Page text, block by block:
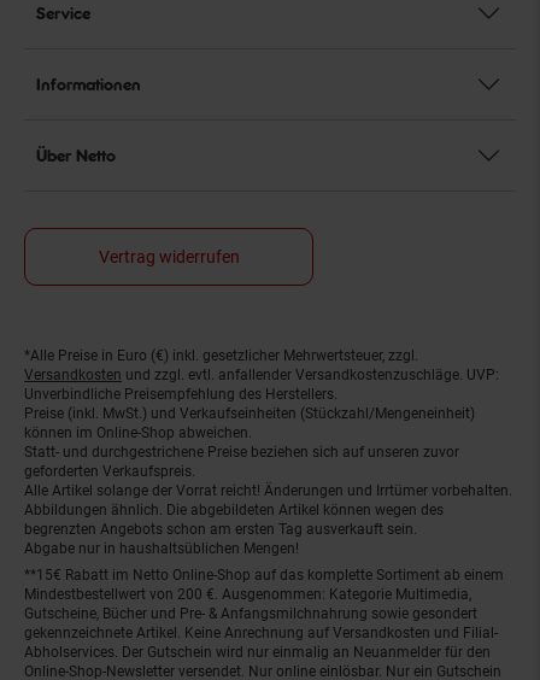
Service
Informationen
Über Netto
Vertrag widerrufen
Fußnoten
*Alle Preise in Euro (€) inkl. gesetzlicher Mehrwertsteuer, zzgl.
Versandkosten und zzgl. evtl. anfallender Versandkostenzuschläge. UVP:
Unverbindliche Preisempfehlung des Herstellers.
Preise (inkl. MwSt.) und Verkaufseinheiten (Stückzahl/Mengeneinheit)
können im Online-Shop abweichen.
Statt- und durchgestrichene Preise beziehen sich auf unseren zuvor
geforderten Verkaufspreis.
Alle Artikel solange der Vorrat reicht! Änderungen und Irrtümer vorbehalten.
Abbildungen ähnlich. Die abgebildeten Artikel können wegen des
begrenzten Angebots schon am ersten Tag ausverkauft sein.
Abgabe nur in haushaltsüblichen Mengen!
**15€ Rabatt im Netto Online-Shop auf das komplette Sortiment ab einem
Mindestbestellwert von 200 €. Ausgenommen: Kategorie Multimedia,
Gutscheine, Bücher und Pre- & Anfangsmilchnahrung sowie gesondert
gekennzeichnete Artikel. Keine Anrechnung auf Versandkosten und Filial-
Abholservices. Der Gutschein wird nur einmalig an Neuanmelder für den
Online-Shop-Newsletter versendet. Nur online einlösbar. Nur ein Gutschein